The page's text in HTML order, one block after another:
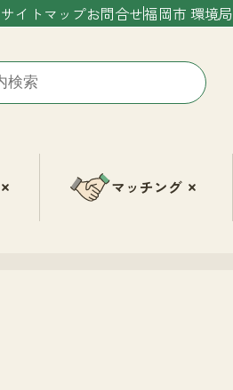
サイトマップお問合せ福岡市 環境局
マッチング